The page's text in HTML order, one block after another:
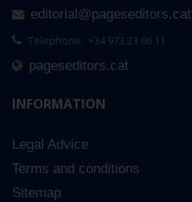
editorial@pageseditors.cat
Telephone: +34 973 23 66 11
pageseditors.cat
INFORMATION
Legal Advice
Terms and conditions
Sitemap